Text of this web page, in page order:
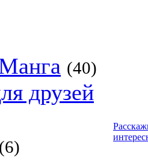
(40)
друзей
(6)